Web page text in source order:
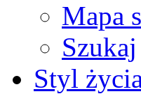
Mapa
Szukaj
Styl